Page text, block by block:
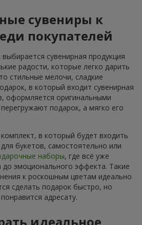
сувениры к
покупателей
сувенирная продукция
радости, которые легко дарить
стильные мелочи, сладкие
в который входит сувенирная
оформляется оригинальными
подарок, а мягко его
в который будет входить
букетов, самостоятельно или
наборы, где всё уже
до эмоционального эффекта. Такие
к роскошным цветам идеально
сделать подарок быстро, но
адресату.